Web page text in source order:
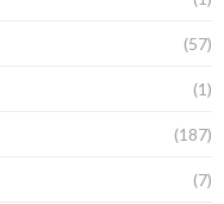
(57)
(1)
(187)
(7)